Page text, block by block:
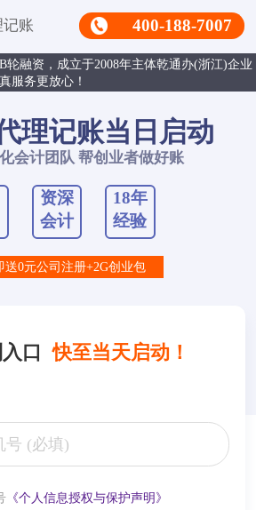
账 400-188-7007
轮融资，成立于2008年主体乾通办(浙江)企业
服务更放心！
理记账当日启动
会计团队 帮创业者做好账
资深
会计
18年
经验
送0元公司注册+2G创业包
入口快至当天启动！
《个人信息授权与保护声明》